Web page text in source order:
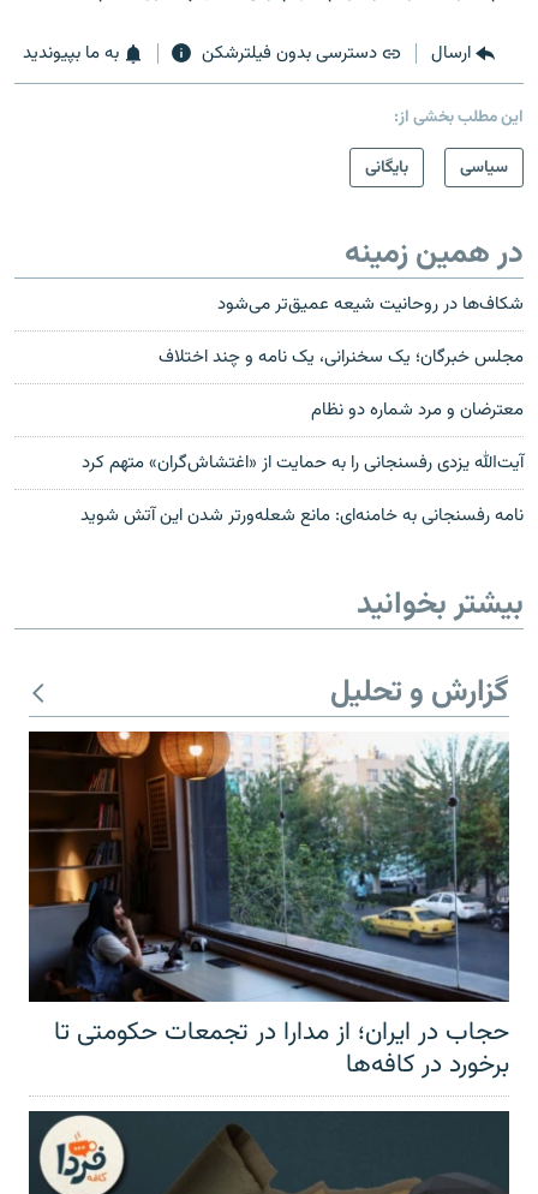
ارسال دسترسی بدون فیلترشکن به ما بپیوندید
این مطلب بخشی از:
سیاسی
بایگانی
در همین زمینه
شکاف‌ها در روحانیت شیعه عمیق‌تر می‌شود
مجلس خبرگان؛ یک سخنرانی، یک نامه و چند اختلاف
معترضان و مرد شماره دو نظام
آیت‌الله یزدی رفسنجانی را به حمایت از «اغتشاش‌گران» متهم کرد
نامه رفسنجانی به خامنه‌ای: مانع شعله‌ورتر شدن اين آتش شوید
بیشتر بخوانید
گزارش و تحلیل
حجاب در ایران؛ از مدارا در تجمعات حکومتی تا
برخورد در کافه‌ها